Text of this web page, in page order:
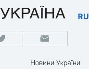
RU
Новини України